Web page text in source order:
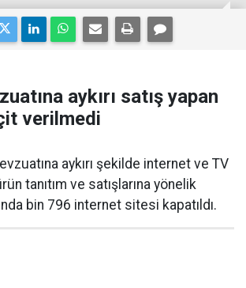
aykırı satış yapan
verilmedi
aykırı şekilde internet ve TV
tanıtım ve satışlarına yönelik
bin 796 internet sitesi kapatıldı.